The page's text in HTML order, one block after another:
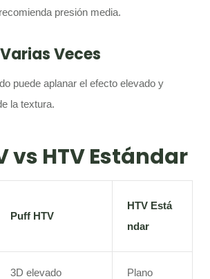
presión media.
Veces
puede aplanar el efecto elevado y
la textura.
vs HTV Estándar
Puff HTV
HTV Está
ndar
3D elevado Plano